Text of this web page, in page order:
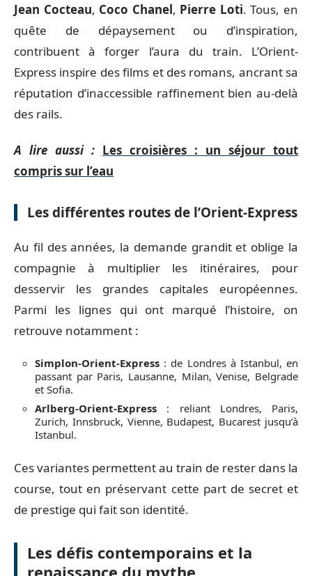
Jean Cocteau, Coco Chanel, Pierre Loti. Tous, en
quête de dépaysement ou d’inspiration,
contribuent à forger l’aura du train. L’Orient-
Express inspire des films et des romans, ancrant sa
réputation d’inaccessible raffinement bien au-delà
des rails.
A lire aussi : Les croisières : un séjour tout
compris sur l’eau
Les différentes routes de l’Orient-Express
Au fil des années, la demande grandit et oblige la
compagnie à multiplier les itinéraires, pour
desservir les grandes capitales européennes.
Parmi les lignes qui ont marqué l’histoire, on
retrouve notamment :
Simplon-Orient-Express : de Londres à Istanbul, en
passant par Paris, Lausanne, Milan, Venise, Belgrade
et Sofia.
Arlberg-Orient-Express : reliant Londres, Paris,
Zurich, Innsbruck, Vienne, Budapest, Bucarest jusqu’à
Istanbul.
Ces variantes permettent au train de rester dans la
course, tout en préservant cette part de secret et
de prestige qui fait son identité.
Les défis contemporains et la
renaissance du mythe